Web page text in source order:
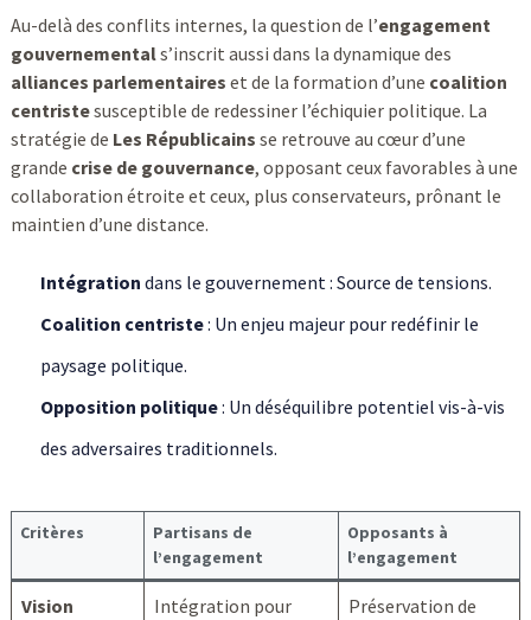
Au-delà des conflits internes, la question de l’engagement
gouvernementals’inscrit aussi dans la dynamique des
alliances parlementaires et de la formation d’une coalition
centristesusceptible de redessiner l’échiquier politique. La
stratégie de Les Républicains se retrouve au cœur d’une
grande crise de gouvernance, opposant ceux favorables à une
collaboration étroite et ceux, plus conservateurs, prônant le
maintien d’une distance.
Intégration dans le gouvernement : Source de tensions.
Coalition centriste: Un enjeu majeur pour redéfinir le
paysage politique.
Opposition politique: Un déséquilibre potentiel vis-à-vis
des adversaires traditionnels.
Critères
Partisans de
l’engagement
Opposants à
l’engagement
Vision
Intégration pour
Préservation de